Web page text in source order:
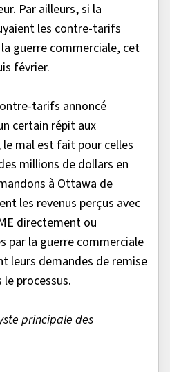
Par ailleurs, si la
les contre-tarifs
guerre commerciale, cet
février.
tarifs annoncé
certain répit aux
mal est fait pour celles
millions de dollars en
à Ottawa de
les revenus perçus avec
directement ou
par la guerre commerciale
leurs demandes de remise
processus.
principale des